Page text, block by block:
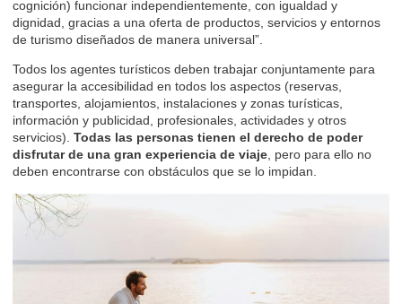
cognición) funcionar independientemente, con igualdad y
dignidad, gracias a una oferta de productos, servicios y entornos
de turismo diseñados de manera universal”.
Todos los agentes turísticos deben trabajar conjuntamente para
asegurar la accesibilidad en todos los aspectos (reservas,
transportes, alojamientos, instalaciones y zonas turísticas,
información y publicidad, profesionales, actividades y otros
servicios). Todas las personas tienen el derecho de poder
disfrutar de una gran experiencia de viaje, pero para ello no
deben encontrarse con obstáculos que se lo impidan.